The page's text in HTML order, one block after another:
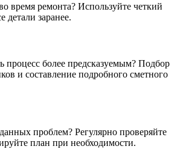
время ремонта? Используйте четкий
детали заранее.
процесс более предсказуемым? Подбор
и составление подробного сметного
проблем? Регулярно проверяйте
план при необходимости.